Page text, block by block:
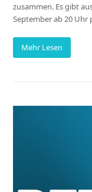
zusammen. Es gibt
September ab 20
Mehr Lesen